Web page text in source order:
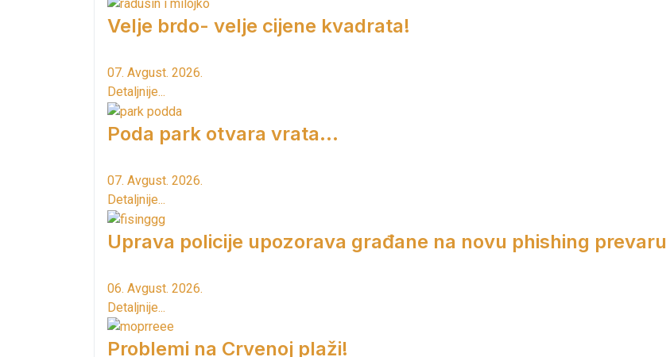
Velje brdo- velje cijene kvadrata!
07. Avgust. 2026.
Detaljnije...
Poda park otvara vrata...
07. Avgust. 2026.
Detaljnije...
Uprava policije upozorava građane na novu phishing prevaru
06. Avgust. 2026.
Detaljnije...
Problemi na Crvenoj plaži!